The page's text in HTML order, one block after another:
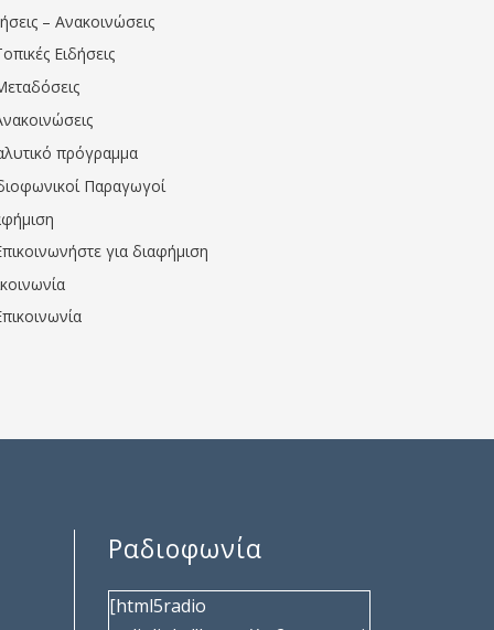
– Ανακοινώσεις
Ειδήσεις
πρόγραμμα
Παραγωγοί
για διαφήμιση
Ραδιοφωνία
[html5radio